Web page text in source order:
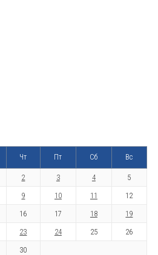
Чт Пт Сб Вс
2 3 4
5
9 10 11
12
16 17 18
19
23 24 25
26
30